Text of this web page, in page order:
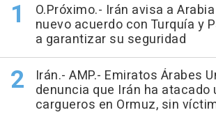
O.Próximo.- Irán avisa a
nuevo acuerdo con Turquía y
a garantizar su seguridad
Irán.- AMP.- Emiratos Árabes
denuncia que Irán ha atacado
cargueros en Ormuz, sin